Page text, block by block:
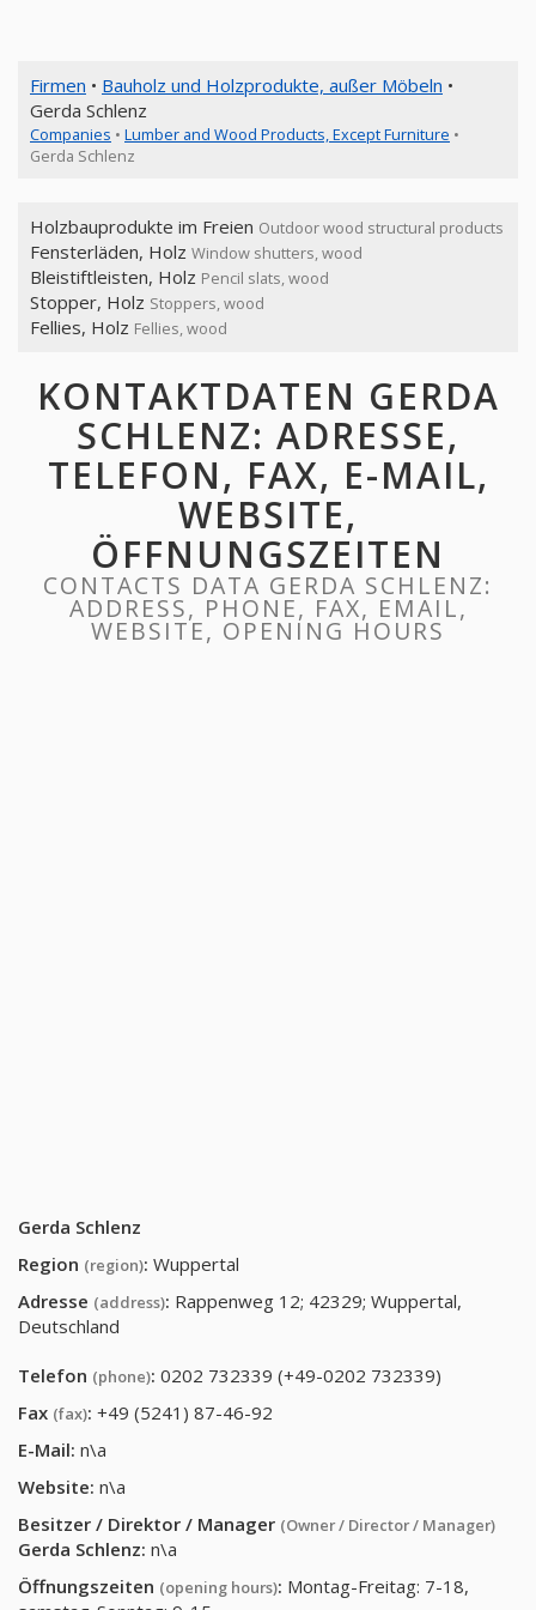
Firmen • Bauholz und Holzprodukte, außer Möbeln •
Gerda Schlenz
Companies • Lumber and Wood Products, Except Furniture •
Gerda Schlenz
Holzbauprodukte im Freien Outdoor wood structural products
Fensterläden, Holz Window shutters, wood
Bleistiftleisten, Holz Pencil slats, wood
Stopper, Holz Stoppers, wood
Fellies, Holz Fellies, wood
KONTAKTDATEN GERDA
SCHLENZ: ADRESSE,
TELEFON, FAX, E-MAIL,
WEBSITE,
ÖFFNUNGSZEITEN
CONTACTS DATA GERDA SCHLENZ:
ADDRESS, PHONE, FAX, EMAIL,
WEBSITE, OPENING HOURS
Gerda Schlenz
Region (region): Wuppertal
Adresse (address): Rappenweg 12; 42329; Wuppertal,
Deutschland
Telefon (phone): 0202 732339 (+49-0202 732339)
Fax (fax): +49 (5241) 87-46-92
E-Mail: n\a
Website: n\a
Besitzer / Direktor / Manager (Owner / Director / Manager)
Gerda Schlenz: n\a
Öffnungszeiten (opening hours): Montag-Freitag: 7-18,